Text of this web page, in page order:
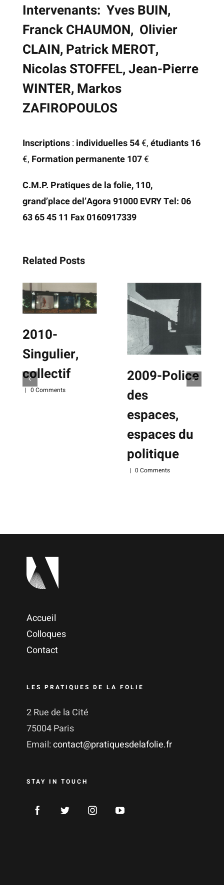
Intervenants: Yves BUIN,
Franck CHAUMON, Olivier
CLAIN, Patrick MEROT,
Nicolas STOFFEL, Jean-Pierre
WINTER, Markos
ZAFIROPOULOS
Inscriptions:individuelles 54€,étudiants 16
€, Formation permanente 107€
C.M.P. Pratiques de la folie, 110,
grand’place del’Agora 91000 EVRY Tel: 06
63 65 45 11 Fax 0160917339
Related Posts
2010-
Singulier,
collectif
| 0 Comments
2009-Police
des
espaces,
espaces du
politique
| 0 Comments
Accueil
Colloques
Contact
LES PRATIQUES DE LA FOLIE
2 Rue de la Cité
75004 Paris
Email:contact@pratiquesdelafolie.fr
STAY IN TOUCH